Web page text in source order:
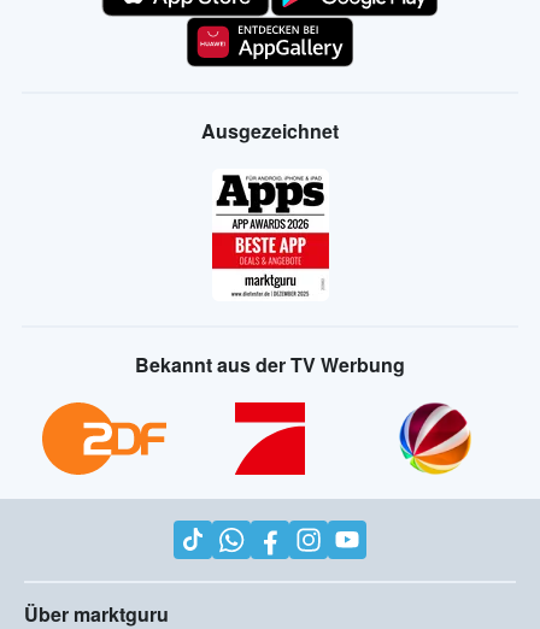
Ausgezeichnet
Bekannt aus der TV Werbung
Über marktguru